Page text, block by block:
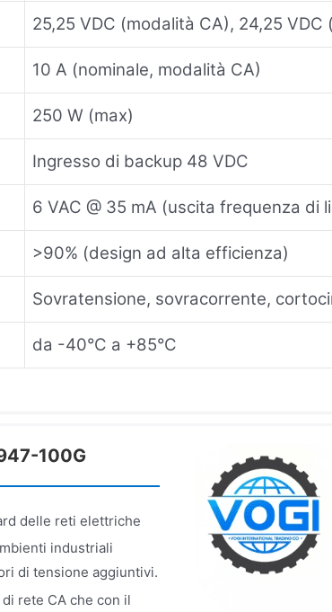
25,25 VDC (modalità CA), 24,25
10 A (nominale, modalità CA)
250 W (max)
Ingresso di backup 48 VDC
6 VAC @ 35 mA (uscita frequenza di
>90% (design ad alta efficienza)
Sovratensione, sovracorrente,
da -40°C a +85°C
100G
delle reti elettriche
industriali
di tensione aggiuntivi.
rete CA che con il